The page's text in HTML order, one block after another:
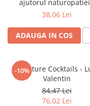
ajutorul
Michaela Girsch
38,06 Lei
ADAUGA IN COS
-10%
Signature Cocktails -
Valentin
84,47 Lei
76,02 Lei